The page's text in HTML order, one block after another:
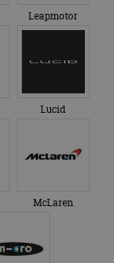
Leapmotor
Lucid
McLaren